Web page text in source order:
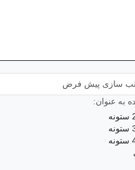
به عنوان: